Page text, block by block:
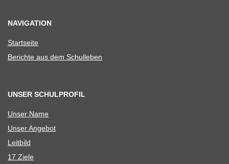
NAVIGATION
Start­seite
Berichte aus dem Schulleben
UNSER SCHULPROFIL
Unser Name
Unser Ange­bot
Leit­bild
17 Ziele